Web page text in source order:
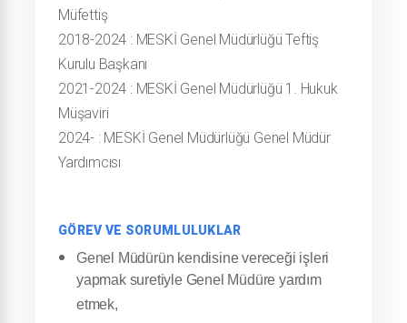
Müfettiş
2018-2024 : MESKİ Genel Müdürlüğü Teftiş
Kurulu Başkanı
2021-2024 : MESKİ Genel Müdürlüğü 1. Hukuk
Müşaviri
2024- : MESKİ Genel Müdürlüğü Genel Müdür
Yardımcısı
GÖREV VE SORUMLULUKLAR
Genel Müdürün kendisine vereceği işleri
yapmak suretiyle Genel Müdüre yardım
etmek,